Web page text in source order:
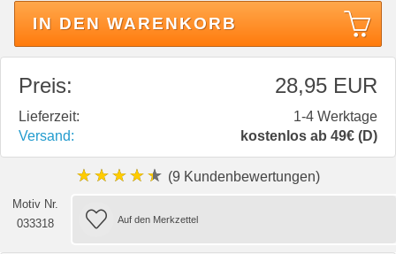
IN DEN WARENKORB
Preis: 28,95 EUR
Lieferzeit:
1-4 Werktage
Versand:
kostenlos ab 49€ (D)
★★★★★ (9 Kundenbewertungen)
Motiv Nr.
033318